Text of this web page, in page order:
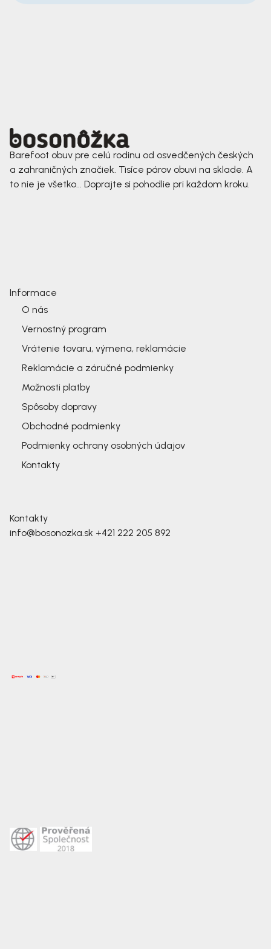
Barefoot obuv pre celú rodinu od osvedčených českých
a zahraničných značiek. Tisíce párov obuvi na sklade. A
to nie je všetko... Doprajte si pohodlie pri každom kroku.
Informace
O nás
Vernostný program
Vrátenie tovaru, výmena, reklamácie
Reklamácie a záručné podmienky
Možnosti platby
Spôsoby dopravy
Obchodné podmienky
Podmienky ochrany osobných údajov
Kontakty
Kontakty
info@bosonozka.sk +421 222 205 892